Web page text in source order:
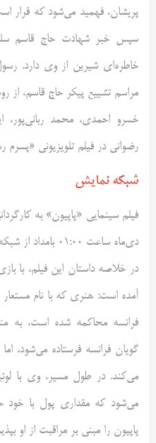
پریشان، فهمید می‌شود که قرار
سپس خبر شهادت حاج قاسم
خاطره‌ای شیرین از وی دارد.
مراسم تشییع پیکر حاج قاسم، از
خسرو احمدی، محمد ربانی‌پور،
رضوانی در فیلم تلویزیونی «پسرم
شبکه نمایش
دی‌ماه ساعت 01:00 بامداد از شبکه نمایش پخش می‌شود.
در خلاصه داستان این فیلم، با
آمده است: هنری که با نام
فرانسه محاکمه شده است، به
گویان فرانسه فرستاده می‌شود،
می‌کند. در طول مسیر، وی با
می‌شود که مقداری پول با خود
پاپیون را مبنی بر مراقبت از او